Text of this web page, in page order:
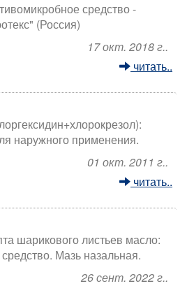
средство -
(Россия)
17 окт. 2018 г..
читать..
наружного применения.
01 окт. 2011 г..
читать..
шарикового листьев масло:
Мазь назальная.
26 сент. 2022 г..